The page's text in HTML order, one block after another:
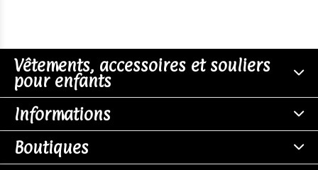
Vêtements, accessoires et souliers
pour enfants
Informations
Boutiques